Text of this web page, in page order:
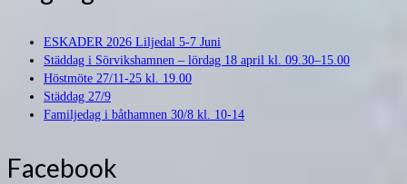
ESKADER 2026 Liljedal 5-7 Juni
Städdag i Sörvikshamnen – lördag 18 april kl. 09.30–15.00
Höstmöte 27/11-25 kl. 19.00
Städdag 27/9
Familjedag i båthamnen 30/8 kl. 10-14
Facebook